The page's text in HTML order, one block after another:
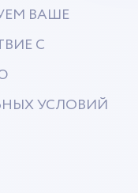
ВАШЕ
С
УСЛОВИЙ